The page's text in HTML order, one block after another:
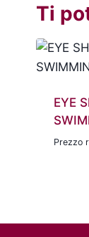
Ti
EYE
Prezzo